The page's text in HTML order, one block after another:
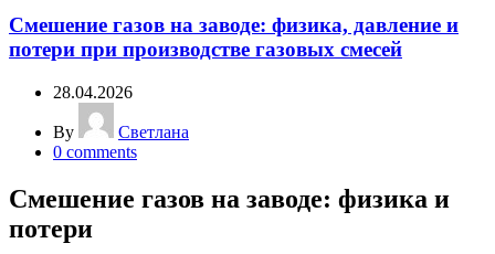
Смешение газов на заводе: физика, давление и
потери при производстве газовых смесей
28.04.2026
By
Светлана
0 comments
Смешение газов на заводе: физика и
потери